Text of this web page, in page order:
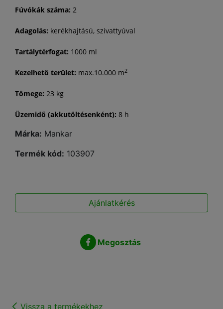
Fúvókák száma: 2
Adagolás: kerékhajtású, szivattyúval
Tartálytérfogat: 1000 ml
Kezelhető terület: max.10.000 m2
Tömege: 23 kg
Üzemidő (akkutöltésenként): 8 h
Márka: Mankar
Termék kód: 103907
Ajánlatkérés
Megosztás
Vissza a termékekhez